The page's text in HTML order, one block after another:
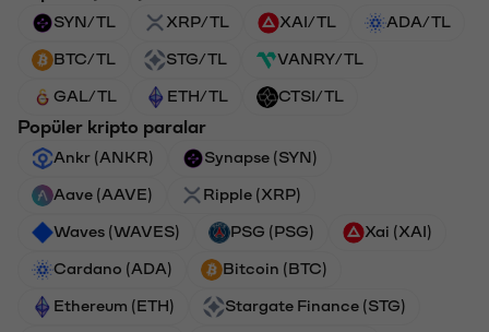
SYN/TL XRP/TL XAI/TL ADA/TL
BTC/TL STG/TL VANRY/TL
GAL/TL ETH/TL CTSI/TL
Popüler kripto paralar
Ankr (ANKR) Synapse (SYN)
Aave (AAVE) Ripple (XRP)
Waves (WAVES) PSG (PSG) Xai (XAI)
Cardano (ADA) Bitcoin (BTC)
Ethereum (ETH) Stargate Finance (STG)